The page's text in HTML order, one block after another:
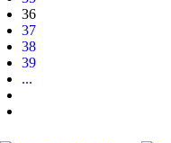
36
37
38
39
...